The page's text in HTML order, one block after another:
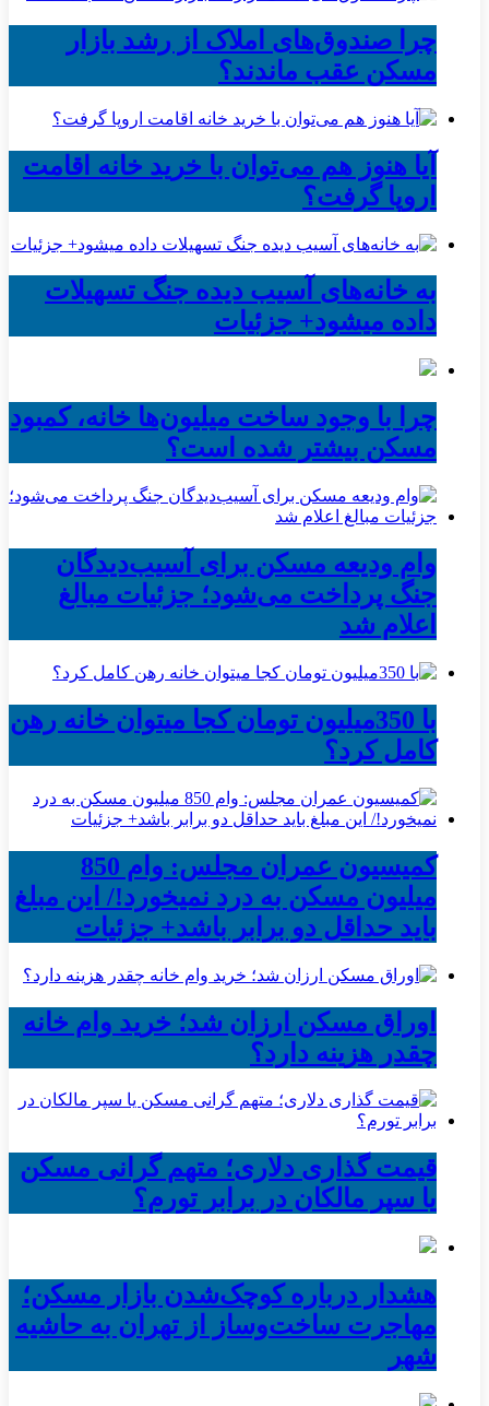
چرا صندوق‌های املاک از رشد بازار
مسکن عقب ماندند؟
آیا هنوز هم می‌توان با خرید خانه اقامت
اروپا گرفت؟
به خانه‌های آسیب دیده جنگ تسهیلات
داده میشود+ جزئیات
چرا با وجود ساخت میلیون‌ها خانه، کمبود
مسکن بیشتر شده است؟
وام ودیعه مسکن برای آسیب‌دیدگان
جنگ پرداخت می‌شود؛ جزئیات مبالغ
اعلام شد
با 350میلیون تومان کجا میتوان خانه رهن
کامل کرد؟
کمیسیون عمران مجلس: وام 850
میلیون مسکن به درد نمیخورد!/ این مبلغ
باید حداقل دو برابر باشد+ جزئیات
اوراق مسکن ارزان شد؛ خرید وام خانه
چقدر هزینه دارد؟
قیمت گذاری دلاری؛ متهم گرانی مسکن
یا سپر مالکان در برابر تورم؟
هشدار درباره کوچک‌شدن بازار مسکن؛
مهاجرت ساخت‌وساز از تهران به حاشیه‌
شهر